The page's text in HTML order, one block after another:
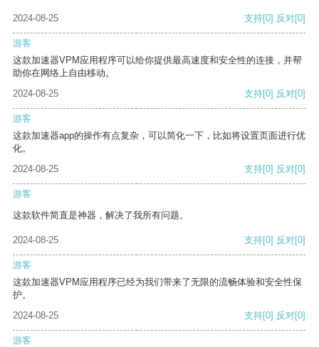
2024-08-25 支持[0] 反对[0]
游客
这款加速器VPM应用程序可以给你提供最高速度和安全性的连接，并帮
助你在网络上自由移动。
2024-08-25
支持[0] 反对[0]
游客
这款加速器app的操作有点复杂，可以简化一下，比如将设置页面进行优
化。
2024-08-25
支持[0] 反对[0]
游客
这款软件简直是神器，解决了我所有问题。
2024-08-25 支持[0] 反对[0]
游客
这款加速器VPM应用程序已经为我们带来了无限的流畅体验和安全性保
护。
2024-08-25
支持[0] 反对[0]
游客